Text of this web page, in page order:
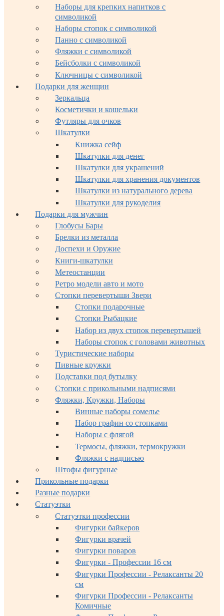
Наборы для крепких напитков с
символикой
Наборы стопок с символикой
Панно с символикой
Фляжки с символикой
Бейсболки с символикой
Ключницы с символикой
Подарки для женщин
Зеркальца
Косметички и кошельки
Футляры для очков
Шкатулки
Книжка сейф
Шкатулки для денег
Шкатулки для украшений
Шкатулки для хранения документов
Шкатулки из натурального дерева
Шкатулки для рукоделия
Подарки для мужчин
Глобусы Бары
Брелки из металла
Доспехи и Оружие
Книги-шкатулки
Метеостанции
Ретро модели авто и мото
Стопки перевертыши Звери
Стопки подарочные
Стопки Рыбацкие
Набор из двух стопок перевертышей
Наборы стопок с головами животных
Туристические наборы
Пивные кружки
Подставки под бутылку
Стопки с прикольными надписями
Фляжки, Кружки, Наборы
Винные наборы сомелье
Набор графин со стопками
Наборы с флягой
Термосы, фляжки, термокружки
Фляжки с надписью
Штофы фигурные
Прикольные подарки
Разные подарки
Статуэтки
Статуэтки профессии
Фигурки байкеров
Фигурки врачей
Фигурки поваров
Фигурки - Профессии 16 см
Фигурки Профессии - Релаксанты 20
см
Фигурки Профессии - Релаксанты
Комичные